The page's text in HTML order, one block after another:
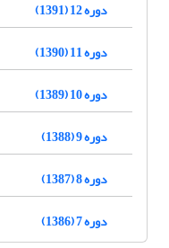
دوره 12 (1391)
دوره 11 (1390)
دوره 10 (1389)
دوره 9 (1388)
دوره 8 (1387)
دوره 7 (1386)